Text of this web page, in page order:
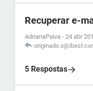
Recuperar e-
AdrianaPaiva - 24 abr
5 Respostas